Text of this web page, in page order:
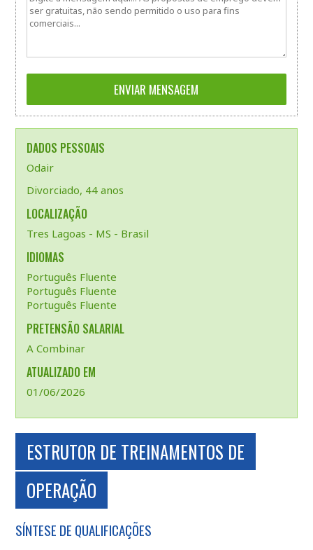
DADOS PESSOAIS
Odair
Divorciado, 44 anos
LOCALIZAÇÃO
Tres Lagoas - MS - Brasil
IDIOMAS
Português Fluente
Português Fluente
Português Fluente
PRETENSÃO SALARIAL
A Combinar
ATUALIZADO EM
01/06/2026
ESTRUTOR DE TREINAMENTOS DE
OPERAÇÃO
SÍNTESE DE QUALIFICAÇÕES